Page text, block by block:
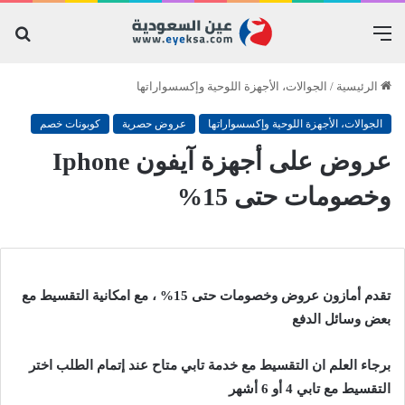
القائمة
الرئيسية / الجوالات، الأجهزة اللوحية وإكسسواراتها
الجوالات، الأجهزة اللوحية وإكسسواراتها عروض حصرية كوبونات خصم
عروض على أجهزة آيفون Iphone
وخصومات حتى 15%
تقدم أمازون عروض وخصومات حتى 15% ، مع امكانية التقسيط مع
بعض وسائل الدفع
برجاء العلم ان التقسيط مع خدمة تابي متاح عند إتمام الطلب اختر
التقسيط مع تابي 4 أو 6 أشهر